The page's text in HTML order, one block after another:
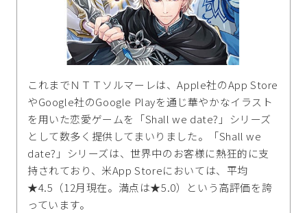
これまでＮＴＴソルマーレは、Apple社のApp Store
やGoogle社のGoogle Playを通じ華やかなイラスト
を用いた恋愛ゲームを「Shall we date?」シリーズ
として数多く提供してまいりました。「Shall we
date?」シリーズは、世界中のお客様に熱狂的に支
持されており、米App Storeにおいては、平均
★4.5（12月現在。満点は★5.0）という高評価を誇
っています。